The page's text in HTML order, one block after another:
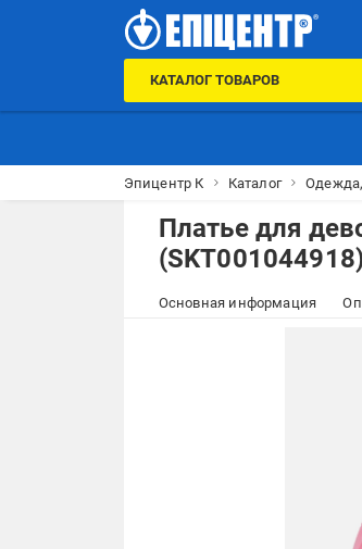
КАТАЛОГ ТОВАРОВ
Эпицентр К Каталог Одежда,
Платье для
Основная информация